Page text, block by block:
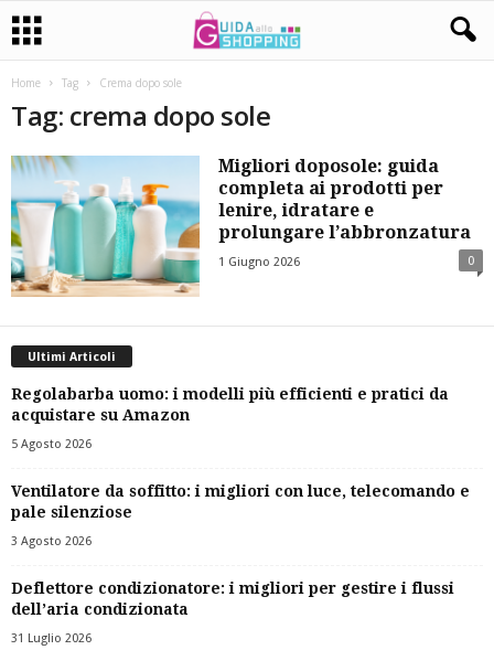
Home Tag Crema dopo sole
Tag: crema dopo sole
Migliori doposole: guida
completa ai prodotti per
lenire, idratare e
prolungare l’abbronzatura
1 Giugno 2026 0
Ultimi Articoli
Regolabarba uomo: i modelli più efficienti e pratici da
acquistare su Amazon
5 Agosto 2026
Ventilatore da soffitto: i migliori con luce, telecomando e
pale silenziose
3 Agosto 2026
Deflettore condizionatore: i migliori per gestire i flussi
dell’aria condizionata
31 Luglio 2026